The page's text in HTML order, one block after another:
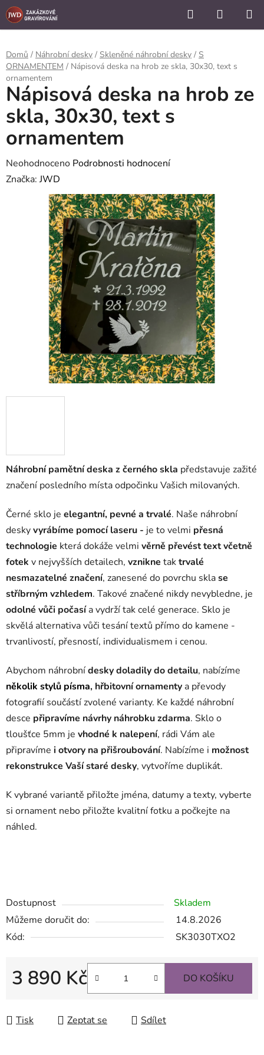
```
Přejít
na
Hledat
KOŠÍK
Domů / Náhrobní desky / Skleněné náhrobní desky / S
ORNAMENTEM / Nápisová deska na hrob ze skla, 30x30, text s
ornamentem
Náhrobní pamětní deska z černého skla představuje zažité
značení posledního místa odpočinku Vašich milovaných.
Černé sklo je elegantní, pevné a trvalé. Naše náhrobní
deskyvyrábíme pomocí laseru - je to velmi přesná
technologie která dokáže velmi věrně převést text včetně
fotek v nejvyšších detailech, vznikne taktrvalé
nesmazatelné značení, zanesené do povrchu sklase
stříbrným vzhledem. Takové značené nikdy nevybledne, je
odolné vůči počasía vydrží tak celé generace. Sklo je
skvělá alternativa vůči tesání textů přímo do kamene -
trvanlivostí, přesností, individualismem i cenou.
Abychom náhrobnídesky doladily do detailu, nabízíme
několik stylů písma, hřbitovní ornamenty a převody
fotografií součástí zvolené varianty. Ke každé náhrobní
desce připravíme návrhy náhrobku zdarma. Sklo o
tloušťce 5mm je vhodné k nalepení, rádi Vám ale
připravíme i otvory na přišroubování. Nabízíme i možnost
rekonstrukce Vaší staré desky, vytvoříme duplikát.
K vybrané variantě přiložte jména, datumy a texty, vyberte
si ornament nebo přiložte kvalitní fotku a počkejte na
náhled.
Dostupnost
Skladem
Můžeme doručit do:
14.8.2026
Kód:
SK3030TXO2
3 890 Kč DO KOŠÍKU
Tisk Zeptat se Sdílet
Nápisová deska na hrob ze
skla, 30x30, text s
ornamentem
Průměrné
hodnocení
Neohodnoceno Podrobnosti hodnocení
Značka:JWD